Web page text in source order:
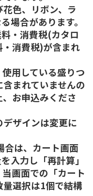
色、リボン、ラ
場合があります。
・消費税(カタロ
消費税)が含まれ
用している盛りつ
まれていませんの
お申込みくださ
ザインは変更に
は、カート画面
入力し「再計算」
画面での「カート
選択は1個で結構